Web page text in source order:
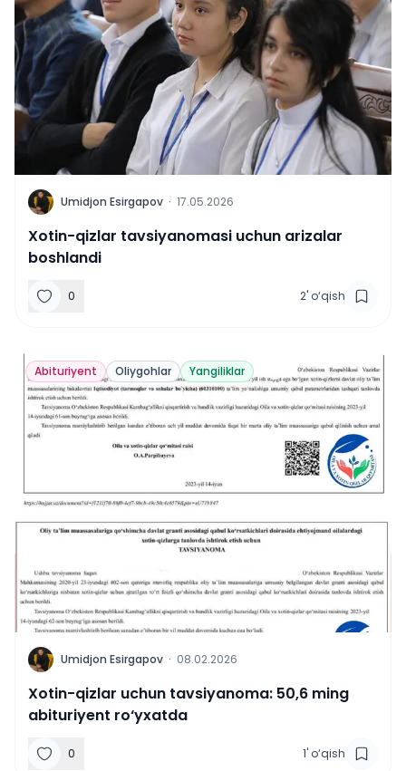
U Umidjon Esirgapov · 17.05.2026
Xotin-qizlar tavsiyanomasi uchun arizalar
boshlandi
0 2' o‘qish
Abituriyent Oliygohlar Yangiliklar
U Umidjon Esirgapov · 08.02.2026
Xotin-qizlar uchun tavsiyanoma: 50,6 ming
abituriyent ro‘yxatda
0 1' o‘qish